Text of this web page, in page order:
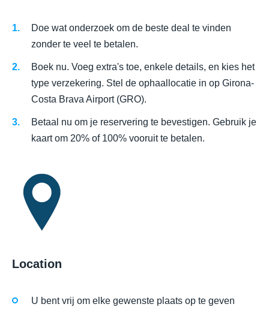
Doe wat onderzoek om de beste deal te vinden
zonder te veel te betalen.
Boek nu. Voeg extra's toe, enkele details, en kies het
type verzekering. Stel de ophaallocatie in op Girona-
Costa Brava Airport (GRO).
Betaal nu om je reservering te bevestigen. Gebruik je
kaart om 20% of 100% vooruit te betalen.
Location
U bent vrij om elke gewenste plaats op te geven